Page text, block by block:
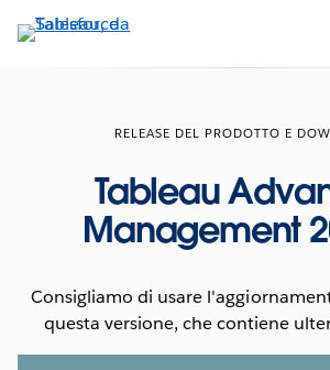
Passa
RELEASE DEL PRODOTTO E
Tableau
Management
Consigliamo di usare
questa versione, che contiene